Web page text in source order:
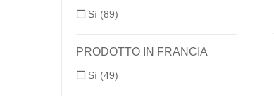
Sì (89)
PRODOTTO IN FRANCIA
Sì (49)